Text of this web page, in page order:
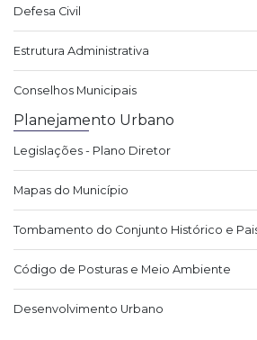
Defesa Civil
Estrutura Administrativa
Conselhos Municipais
Planejamento Urbano
Legislações - Plano Diretor
Mapas do Município
Tombamento do Conjunto Histórico e
Código de Posturas e Meio Ambiente
Desenvolvimento Urbano